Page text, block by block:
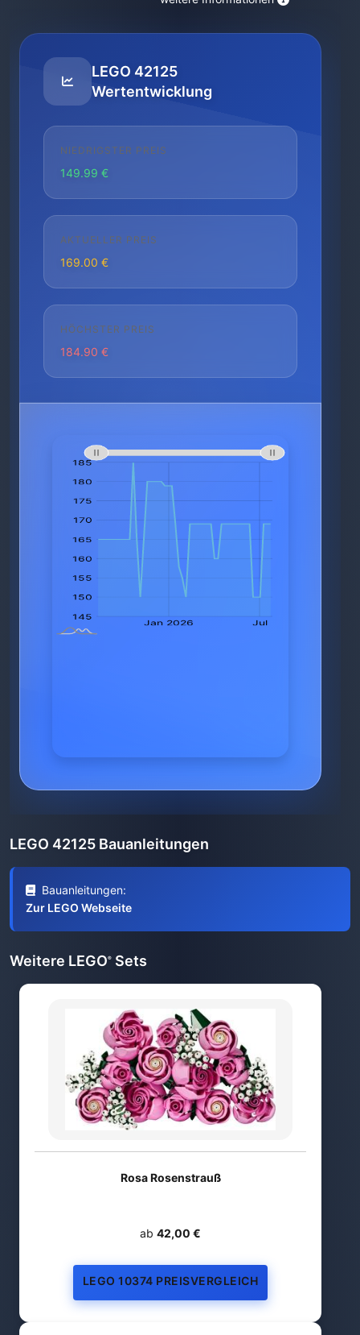
LEGO 42125
Wertentwicklung
NIEDRIGSTER PREIS
149.99 €
AKTUELLER PREIS
169.00 €
HÖCHSTER PREIS
184.90 €
LEGO 42125 Bauanleitungen
Bauanleitungen:
Zur LEGO Webseite
Weitere LEGO® Sets
Rosa Rosenstrauß
ab 42,00 €
LEGO 10374 PREISVERGLEICH